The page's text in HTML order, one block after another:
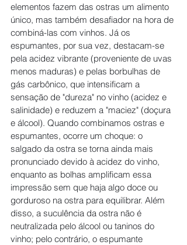
elementos fazem das ostras um alimento
único, mas também desafiador na hora de
combiná-las com vinhos. Já os
espumantes, por sua vez, destacam-se
pela acidez vibrante (proveniente de uvas
menos maduras) e pelas borbulhas de
gás carbônico, que intensificam a
sensação de "dureza" no vinho (acidez e
salinidade) e reduzem a "maciez" (doçura
e álcool). Quando combinamos ostras e
espumantes, ocorre um choque: o
salgado da ostra se torna ainda mais
pronunciado devido à acidez do vinho,
enquanto as bolhas amplificam essa
impressão sem que haja algo doce ou
gorduroso na ostra para equilibrar. Além
disso, a suculência da ostra não é
neutralizada pelo álcool ou taninos do
vinho; pelo contrário, o espumante